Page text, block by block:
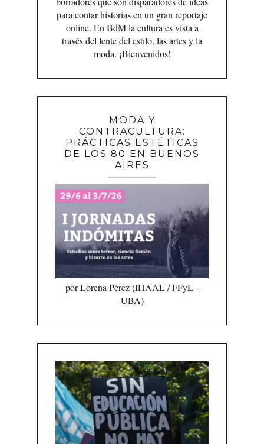
para contar historias en un gran reportaje
online. En BdM la cultura es vista a
través del lente del estilo, las artes y la
moda. ¡Bienvenidos!
MODA Y
CONTRACULTURA:
PRÁCTICAS ESTÉTICAS
DE LOS 80 EN BUENOS
AIRES
por Lorena Pérez (IHAAL / FFyL -
UBA)